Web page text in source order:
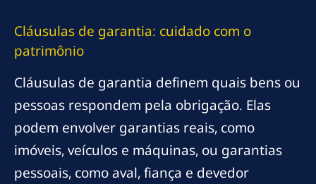
Cláusulas de garantia: cuidado com o
patrimônio
Cláusulas de garantia definem quais bens ou
pessoas respondem pela obrigação. Elas
podem envolver garantias reais, como
imóveis, veículos e máquinas, ou garantias
pessoais, como aval, fiança e devedor